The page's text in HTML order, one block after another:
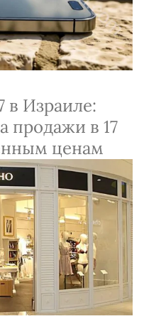
в Израиле:
продажи в 17
ценам